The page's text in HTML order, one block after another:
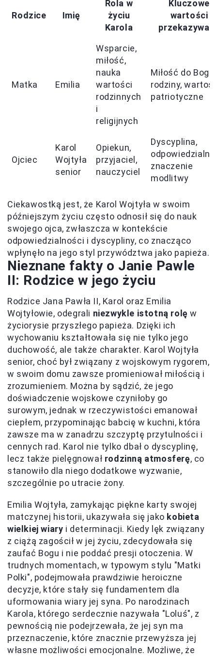
Rodzice Imię
Rola w
życiu
Karola
Kluczowe
wartości
Matka Emilia
Wsparcie,
miłość,
nauka
wartości
rodzinnych
i
religijnych
Miłość do Boga
rodziny,
patriotyczne
Ojciec
Karol
Wojtyła
senior
Opiekun,
przyjaciel,
nauczyciel
Dyscyplina,
znaczenie
modlitwy
Ciekawostką jest, że Karol Wojtyła w swoim
późniejszym życiu często odnosił się do nauk
swojego ojca, zwłaszcza w kontekście
odpowiedzialności i dyscypliny, co znacząco
wpłynęło na jego styl przywództwa jako papieża.
Nieznane fakty o Janie Pawle
II: Rodzice w jego życiu
Rodzice Jana Pawła II, Karol oraz Emilia
Wojtyłowie, odegrali niezwykle istotną rolę w
życiorysie przyszłego papieża. Dzięki ich
wychowaniu kształtowała się nie tylko jego
duchowość, ale także charakter. Karol Wojtyła
senior, choć był związany z wojskowym rygorem,
w swoim domu zawsze promieniował miłością i
zrozumieniem. Można by sądzić, że jego
doświadczenie wojskowe czyniłoby go
surowym, jednak w rzeczywistości emanował
ciepłem, przypominając babcię w kuchni, która
zawsze ma w zanadrzu szczyptę przytulności i
cennych rad. Karol nie tylko dbał o dyscyplinę,
lecz także pielęgnował rodzinną atmosferę, co
stanowiło dla niego dodatkowe wyzwanie,
szczególnie po utracie żony.
Emilia Wojtyła, zamykając piękne karty swojej
matczynej historii, ukazywała się jako kobieta
wielkiej wiary i determinacji. Kiedy lęk związany
z ciążą zagościł w jej życiu, zdecydowała się
zaufać Bogu i nie poddać presji otoczenia. W
trudnych momentach, w typowym stylu "Matki
Polki", podejmowała prawdziwie heroiczne
decyzje, które stały się fundamentem dla
uformowania wiary jej syna. Po narodzinach
Karola, którego serdecznie nazywała "Loluś", z
pewnością nie podejrzewała, że jej syn ma
przeznaczenie, które znacznie przewyższa jej
własne możliwości emocjonalne. Możliwe, że